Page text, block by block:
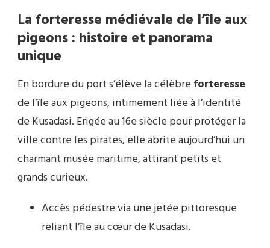
La forteresse médiévale de l’île aux
pigeons : histoire et panorama
unique
En bordure du port s’élève la célèbre forteresse
de l’île aux pigeons, intimement liée à l’identité
de Kusadasi. Erigée au 16e siècle pour protéger la
ville contre les pirates, elle abrite aujourd’hui un
charmant musée maritime, attirant petits et
grands curieux.
Accès pédestre via une jetée pittoresque
reliant l’île au cœur de Kusadasi.